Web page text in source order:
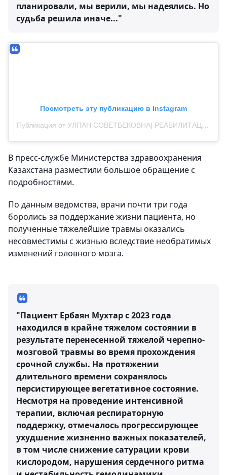
планировали, мы верили, мы надеялись. Но
судьба решила иначе..."
Посмотреть эту публикацию в Instagram
Публикация от УЛПАН СОВЕТБЕКОВНА| РЕАБИЛИТАЦИЯ |ОБУЧЕНИЕ (@ulpan.sovetbekovna)
В пресс-службе Министерства здравоохранения
Казахстана разместили большое обращение с
подробностями.
По данным ведомства, врачи почти три года
боролись за поддержание жизни пациента, но
полученные тяжелейшие травмы оказались
несовместимы с жизнью вследствие необратимых
изменений головного мозга.
"Пациент Ербаян Мухтар с 2023 года
находился в крайне тяжелом состоянии в
результате перенесенной тяжелой черепно-
мозговой травмы во время прохождения
срочной службы. На протяжении
длительного времени сохранялось
персистирующее вегетативное состояние.
Несмотря на проведение интенсивной
терапии, включая респираторную
поддержку, отмечалось прогрессирующее
ухудшение жизненно важных показателей,
в том числе снижение сатурации крови
кислородом, нарушения сердечного ритма